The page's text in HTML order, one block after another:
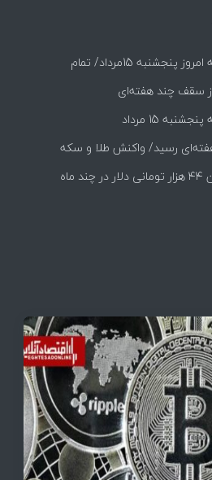
قیمت طلا و سکه امروز پنجشنبه 15مرداد/ تمام
افزایش + جدول
سقف چند هفته‌ای
15 مرداد
رسید/ واکنش طلا و سکه
هرمز